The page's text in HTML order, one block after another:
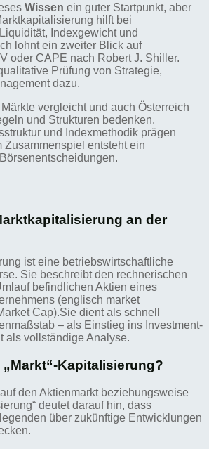
Wissen ein guter Startpunkt, aber
hilft bei
Indexgewicht und
lohnt ein zweiter Blick auf
oder CAPE nach Robert J. Shiller.
Prüfung von Strategie,
dazu.
vergleicht und auch Österreich
und Strukturen bedenken.
und Indexmethodik prägen
Zusammenspiel entsteht ein
an der
ist eine betriebswirtschaftliche
Sie beschreibt den rechnerischen
befindlichen Aktien eines
(englisch market
Cap).Sie dient als schnell
– als Einstieg ins Investment-
als vollständige Analyse.
Kapitalisierung?
den Aktienmarkt beziehungsweise
deutet darauf hin, dass
über zukünftige Entwicklungen